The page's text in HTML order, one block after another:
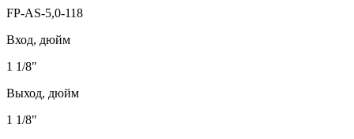
FP-AS-5,0-118
Вход, дюйм
1 1/8"
Выход, дюйм
1 1/8"